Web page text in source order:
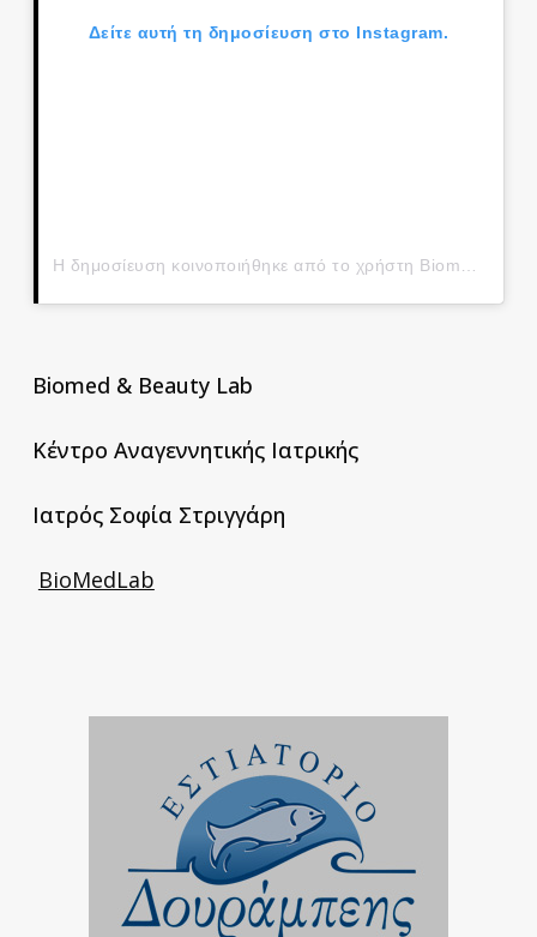
Δείτε αυτή τη δημοσίευση στο Instagram.
Biomed & Beauty Lab
Κέντρο Αναγεννητικής Ιατρικής
Ιατρός Σοφία Στριγγάρη
BioMedLab